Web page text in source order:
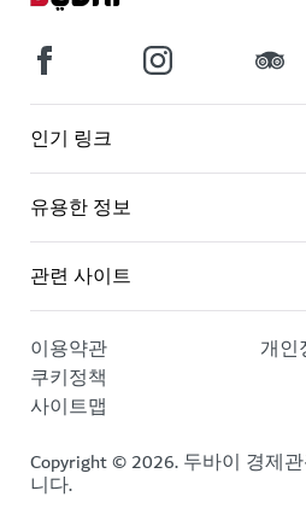
인기 링크
유용한 정보
관련 사이트
이용약관
개인
쿠키정책
사이트맵
Copyright © 2026. 두바이 경제
니다.